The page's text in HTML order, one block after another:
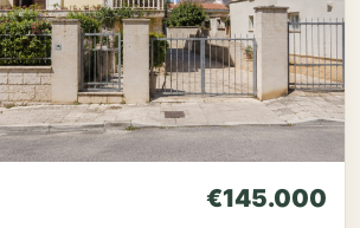
€145.000